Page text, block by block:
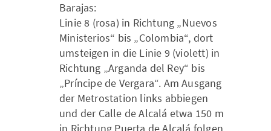
Barajas:
Linie 8 (rosa) in Richtung „Nuevos
Ministerios“ bis „Colombia“, dort
umsteigen in die Linie 9 (violett) in
Richtung „Arganda del Rey“ bis
„Príncipe de Vergara“. Am Ausgang
der Metrostation links abbiegen
und der Calle de Alcalá etwa 150 m